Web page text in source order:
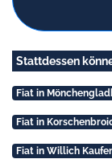
Stattdessen
Fiat in
Fiat in
Fiat in Willich